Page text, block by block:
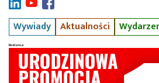
Wywiady Aktualności